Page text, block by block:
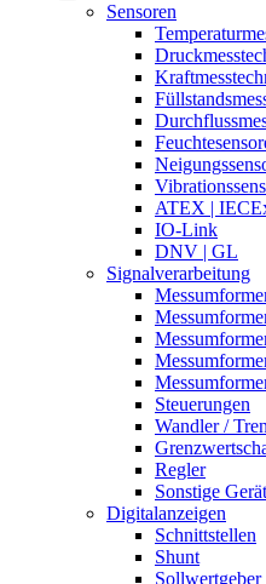
Sensoren
ATEX |
IO-Link
DNV | GL
Signalverarbeitung
Steuerungen
Wandler /
Regler
Sonstige
Digitalanzeigen
Schnittstellen
Shunt
Sollwertgeber